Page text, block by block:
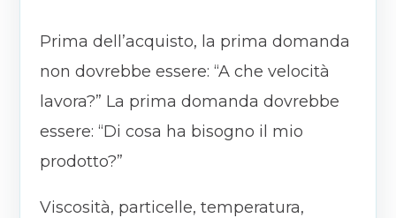
Prima dell’acquisto, la prima domanda
non dovrebbe essere: “A che velocità
lavora?” La prima domanda dovrebbe
essere: “Di cosa ha bisogno il mio
prodotto?”
Viscosità, particelle, temperatura,